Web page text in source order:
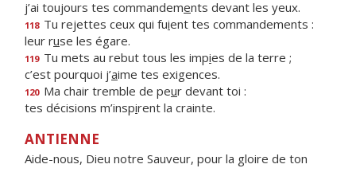
j’ai toujours tes commandements devant les yeux.
118 Tu rejettes ceux qui fuient tes commandements :
leur ruse les égare.
119 Tu mets au rebut tous les impies de la terre ;
c’est pourquoi j’aime tes exigences.
120 Ma chair tremble de peur devant toi :
tes décisions m’inspirent la crainte.
ANTIENNE
Aide-nous, Dieu notre Sauveur, pour la gloire de ton